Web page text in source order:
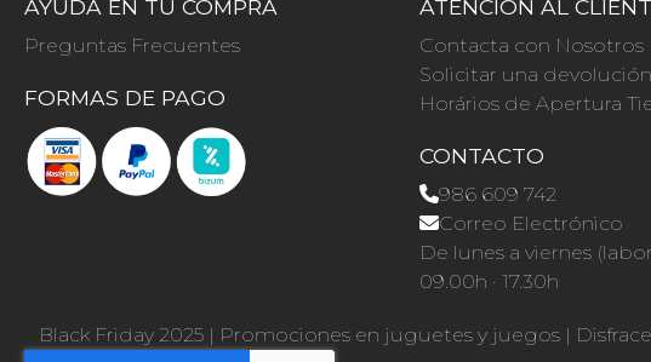
AYUDA EN TU COMPRA
Preguntas Frecuentes
FORMAS DE PAGO
ATENCIÓN AL
Contacta con Nosotros
Solicitar una devolución
Horários de Apertura
CONTACTO
986 609 742
Correo Electrónico
De lunes a viernes
09.00h · 17.30h
Black Friday 2025 | Promociones en juguetes y juegos |